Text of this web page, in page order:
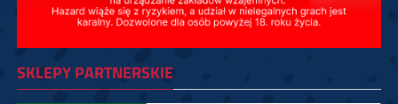
SKLEPY PARTNERSKIE